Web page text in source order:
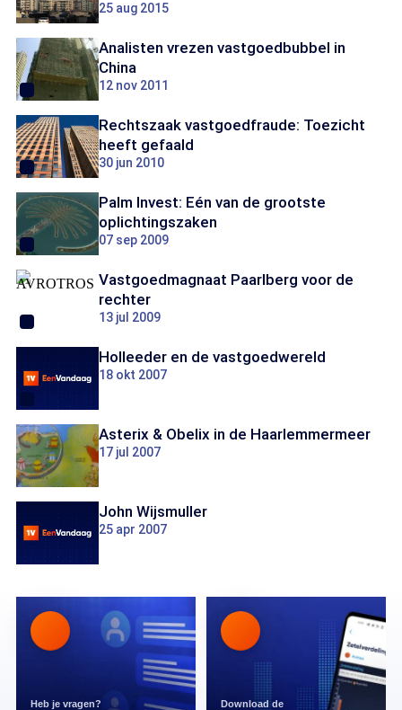
25 aug 2015
Analisten vrezen vastgoedbubbel in
China
12 nov 2011
Rechtszaak vastgoedfraude: Toezicht
heeft gefaald
30 jun 2010
Palm Invest: Eén van de grootste
oplichtingszaken
07 sep 2009
Vastgoedmagnaat Paarlberg voor de
rechter
13 jul 2009
Holleeder en de vastgoedwereld
18 okt 2007
Asterix & Obelix in de Haarlemmermeer
17 jul 2007
John Wijsmuller
25 apr 2007
Heb je vragen? Download de